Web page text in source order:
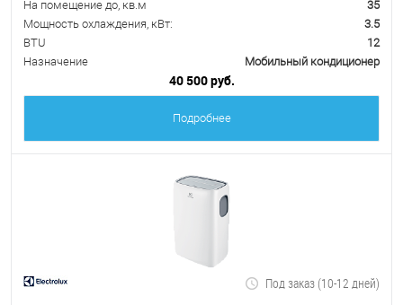
На помещение до, кв.м
35
Мощность охлаждения, кВт:
3.5
BTU
12
Назначение
Мобильный кондиционер
40 500 руб.
Подробнее
Под заказ (10-12 дней)